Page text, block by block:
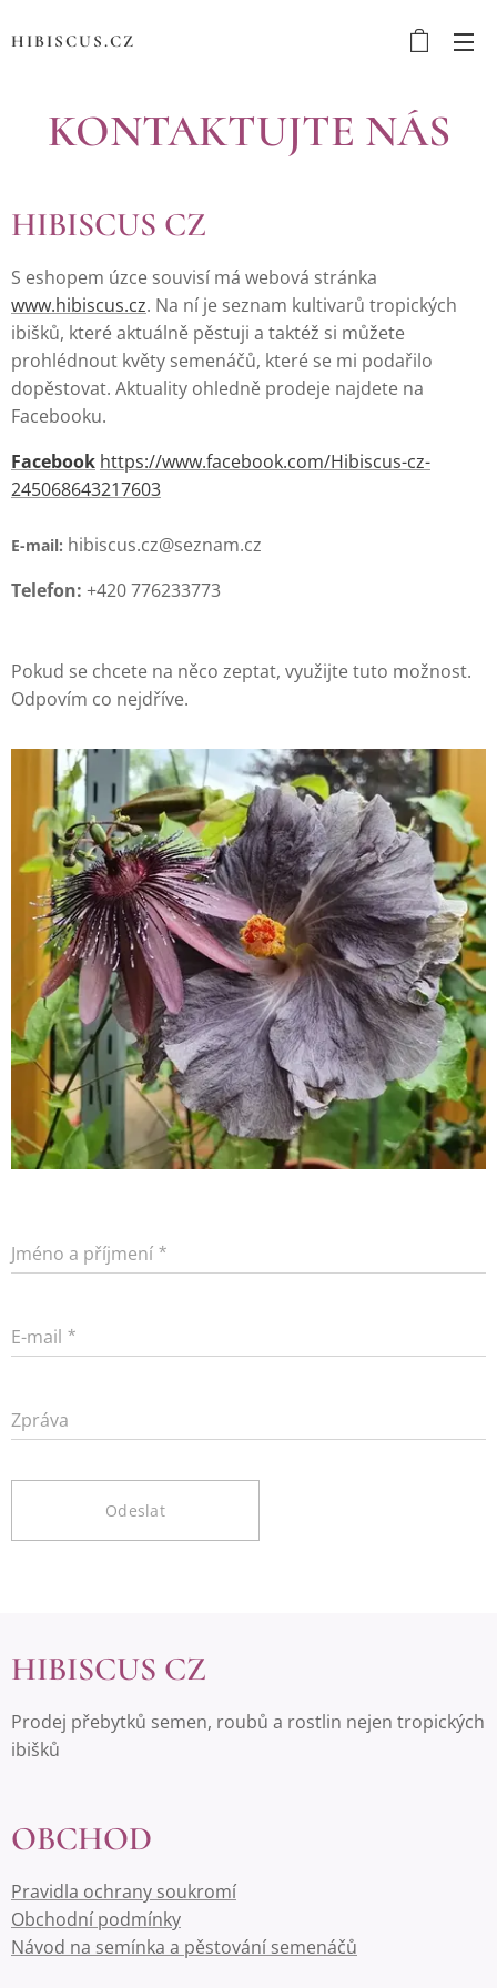
HIBISCUS.CZ
KONTAKTUJTE NÁS
HIBISCUS CZ
S eshopem úzce souvisí má webová stránka
www.hibiscus.cz. Na ní je seznam kultivarů tropických
ibišků, které aktuálně pěstuji a taktéž si můžete
prohlédnout květy semenáčů, které se mi podařilo
dopěstovat. Aktuality ohledně prodeje najdete na
Facebooku.
Facebook https://www.facebook.com/Hibiscus-cz-
245068643217603
E-mail: hibiscus.cz@seznam.cz
Telefon: +420 776233773
Pokud se chcete na něco zeptat, využijte tuto možnost.
Odpovím co nejdříve.
Jméno a příjmení
E-mail
Zpráva
Odeslat
HIBISCUS CZ
Prodej přebytků semen, roubů a rostlin nejen tropických
ibišků
OBCHOD
Pravidla ochrany soukromí
Obchodní podmínky
Návod na semínka a pěstování semenáčů